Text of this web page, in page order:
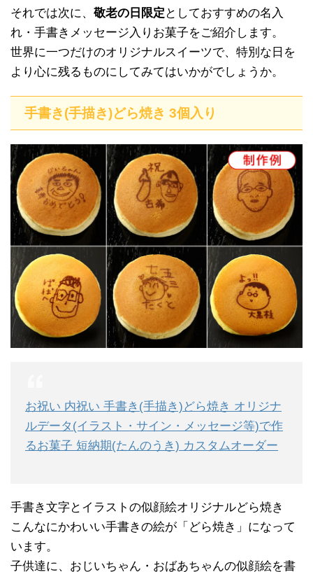
それでは次に、 敬老の日限定 としておすすめの名入
れ・手書きメッセージ入りお菓子をご紹介します。
世界に一つだけのオリジナルスイーツで、特別な日を
より心に残るものにしてみてはいかがでしょうか。
手書き(手描き)どら焼き 3個入り
お祝い 内祝い 手書き(手描き)どら焼き オリジナ
ルデータ(イラスト・サイン・メッセージ等)で作
るお菓子 短納期(たんのうき) カスタムオーダー
手書き文字とイラストの似顔絵オリジナルどら焼き
こんなにかわいい手書きの絵が「どら焼き」になって
います。
子供達に、おじいちゃん・おばあちゃんの似顔絵を書